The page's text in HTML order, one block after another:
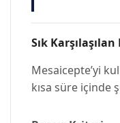
Sık
Mesaicepte’yi
kısa süre içinde